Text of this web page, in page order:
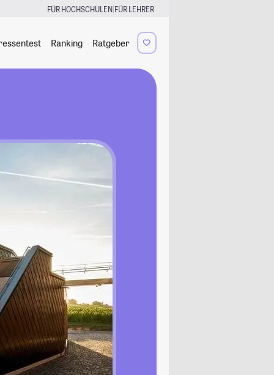
FÜR HOCHSCHULEN|FÜR LEHRER
Ranking Ratgeber